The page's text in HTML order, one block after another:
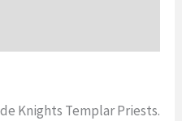
Knights Templar Priests.